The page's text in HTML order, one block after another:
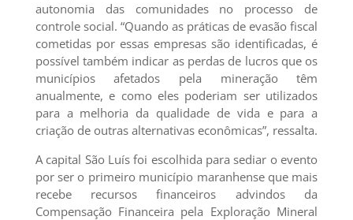
autonomia das comunidades no processo de
controle social. “Quando as práticas de evasão fiscal
cometidas por essas empresas são identificadas, é
possível também indicar as perdas de lucros que os
municípios afetados pela mineração têm
anualmente, e como eles poderiam ser utilizados
para a melhoria da qualidade de vida e para a
criação de outras alternativas econômicas”, ressalta.
A capital São Luís foi escolhida para sediar o evento
por ser o primeiro município maranhense que mais
recebe recursos financeiros advindos da
Compensação Financeira pela Exploração Mineral